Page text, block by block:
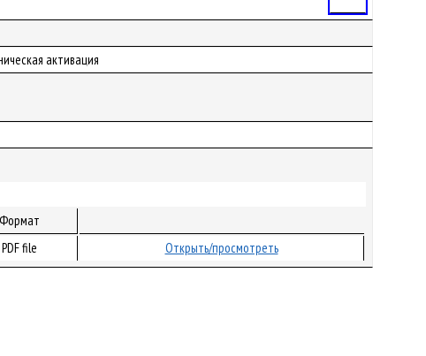
активация
Формат
PDF file Открыть/просмотреть